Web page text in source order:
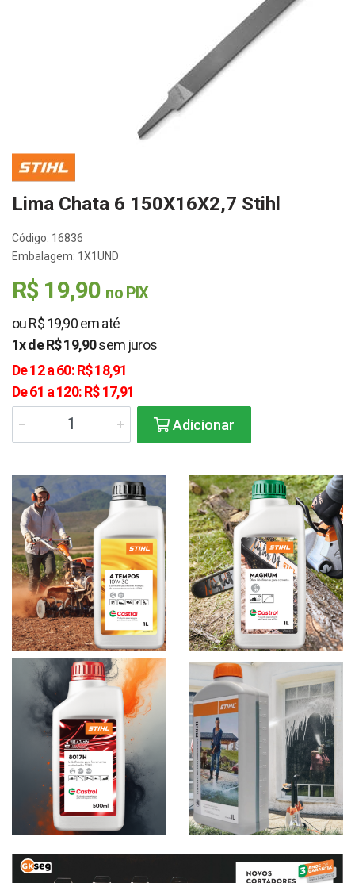
Lima Chata 6 150X16X2,7 Stihl
Código: 16836
Embalagem: 1X1UND
R$ 19,90 no PIX
ou R$ 19,90 em até
1x de R$ 19,90sem juros
De 12 a 60: R$ 18,91
De 61 a 120: R$ 17,91
Adicionar